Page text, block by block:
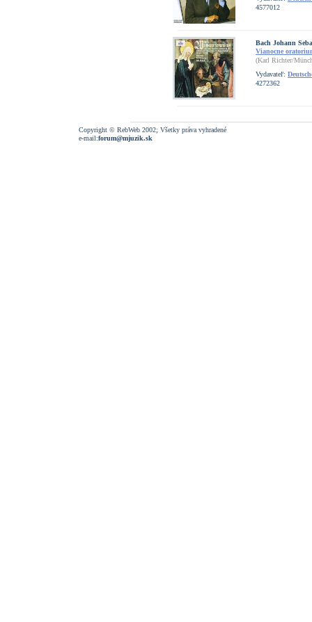
4577012
Bach Johann
Vianocne
(Karl Richter/
Vydavateľ:
4272362
Copyright © RebWeb 2002; Všetky práva vyhradené
e-mail:forum@mjuzik.sk